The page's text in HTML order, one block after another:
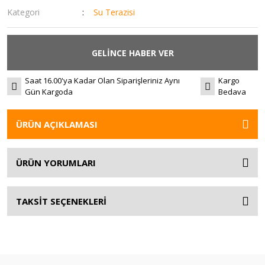
Kategori Su Terazisi
GELİNCE HABER VER
Saat 16.00'ya Kadar Olan Siparişleriniz Aynı
Gün Kargoda
Kargo
Bedava
ÜRÜN AÇIKLAMASI
ÜRÜN YORUMLARI
TAKSİT SEÇENEKLERİ